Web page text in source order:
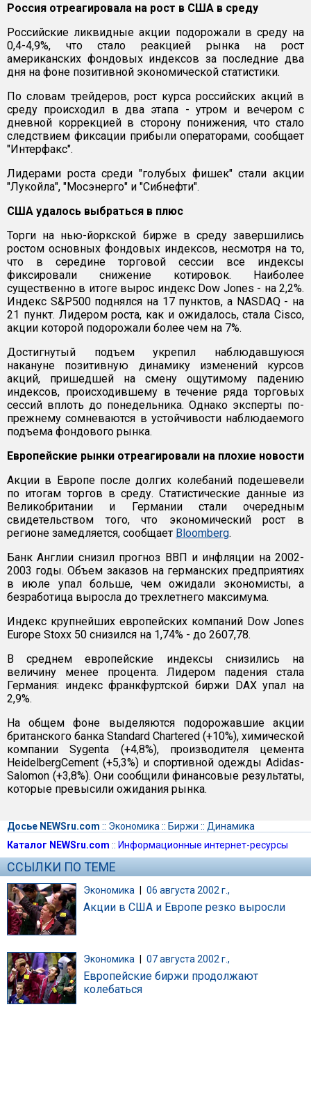
Россия отреагировала на рост в США в среду
Российские ликвидные акции подорожали в среду на
0,4-4,9%, что стало реакцией рынка на рост
американских фондовых индексов за последние два
дня на фоне позитивной экономической статистики.
По словам трейдеров, рост курса российских акций в
среду происходил в два этапа - утром и вечером с
дневной коррекцией в сторону понижения, что стало
следствием фиксации прибыли операторами, сообщает
"Интерфакс".
Лидерами роста среди "голубых фишек" стали акции
"Лукойла", "Мосэнерго" и "Сибнефти".
США удалось выбраться в плюс
Торги на нью-йоркской бирже в среду завершились
ростом основных фондовых индексов, несмотря на то,
что в середине торговой сессии все индексы
фиксировали снижение котировок. Наиболее
существенно в итоге вырос индекс Dow Jones - на 2,2%.
Индекс S&P500 поднялся на 17 пунктов, а NASDAQ - на
21 пункт. Лидером роста, как и ожидалось, стала Cisco,
акции которой подорожали более чем на 7%.
Достигнутый подъем укрепил наблюдавшуюся
накануне позитивную динамику изменений курсов
акций, пришедшей на смену ощутимому падению
индексов, происходившему в течение ряда торговых
сессий вплоть до понедельника. Однако эксперты по-
прежнему сомневаются в устойчивости наблюдаемого
подъема фондового рынка.
Европейские рынки отреагировали на плохие новости
Акции в Европе после долгих колебаний подешевели
по итогам торгов в среду. Статистические данные из
Великобритании и Германии стали очередным
свидетельством того, что экономический рост в
регионе замедляется, сообщает Bloomberg.
Банк Англии снизил прогноз ВВП и инфляции на 2002-
2003 годы. Объем заказов на германских предприятиях
в июле упал больше, чем ожидали экономисты, а
безработица выросла до трехлетнего максимума.
Индекс крупнейших европейских компаний Dow Jones
Europe Stoxx 50 снизился на 1,74% - до 2607,78.
В среднем европейские индексы снизились на
величину менее процента. Лидером падения стала
Германия: индекс франкфуртской биржи DAX упал на
2,9%.
На общем фоне выделяются подорожавшие акции
британского банка Standard Chartered (+10%), химической
компании Sygenta (+4,8%), производителя цемента
HeidelbergCement (+5,3%) и спортивной одежды Adidas-
Salomon (+3,8%). Они сообщили финансовые результаты,
которые превысили ожидания рынка.
Досье NEWSru.com :: Экономика :: Биржи :: Динамика
Каталог NEWSru.com :: Информационные интернет-ресурсы
ССЫЛКИ ПО ТЕМЕ
Экономика | 06 августа 2002 г.,
Акции в США и Европе резко выросли
Экономика | 07 августа 2002 г.,
Европейские биржи продолжают
колебаться